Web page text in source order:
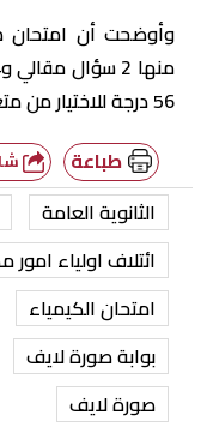
56 درجة للاختيار من متعدد و4 درجات للأسئلة المقالية.
طباعة
الثانوية العامة
ائتلاف اولياء امور
امتحان الكيمياء
بوابة صورة لايف
صورة لايف